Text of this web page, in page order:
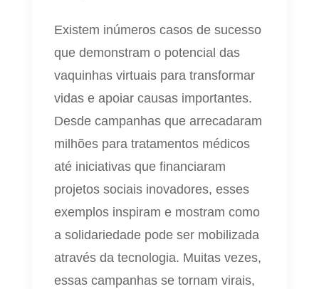
Existem inúmeros casos de sucesso
que demonstram o potencial das
vaquinhas virtuais para transformar
vidas e apoiar causas importantes.
Desde campanhas que arrecadaram
milhões para tratamentos médicos
até iniciativas que financiaram
projetos sociais inovadores, esses
exemplos inspiram e mostram como
a solidariedade pode ser mobilizada
através da tecnologia. Muitas vezes,
essas campanhas se tornam virais,